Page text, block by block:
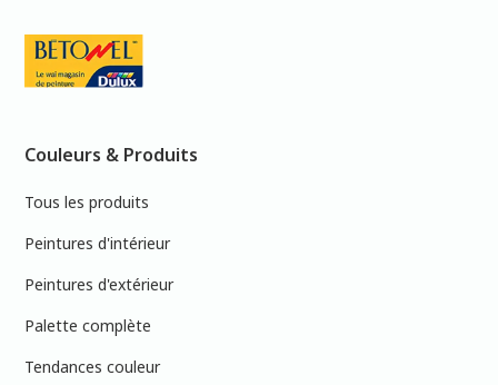
Couleurs & Produits
Tous les produits
Peintures d'intérieur
Peintures d'extérieur
Palette complète
Tendances couleur